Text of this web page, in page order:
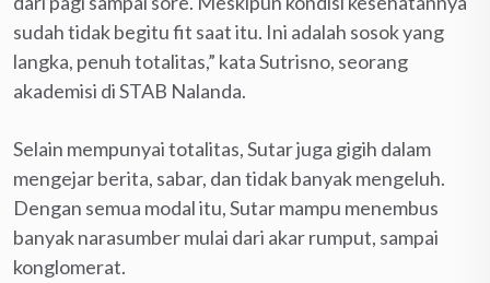
sudah tidak begitu fit saat itu. Ini adalah sosok yang
langka, penuh totalitas,” kata Sutrisno, seorang
akademisi di STAB Nalanda.
Selain mempunyai totalitas, Sutar juga gigih dalam
mengejar berita, sabar, dan tidak banyak mengeluh.
Dengan semua modal itu, Sutar mampu menembus
banyak narasumber mulai dari akar rumput, sampai
konglomerat.